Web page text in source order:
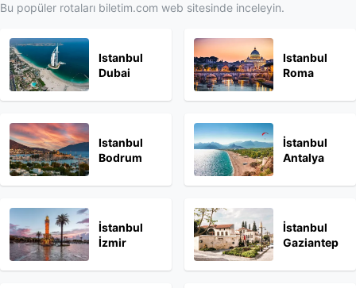
Bu popüler rotaları biletim.com web sitesinde inceleyin.
Istanbul
Dubai
Istanbul
Roma
Istanbul
Bodrum
İstanbul
Antalya
İstanbul
İzmir
İstanbul
Gaziantep